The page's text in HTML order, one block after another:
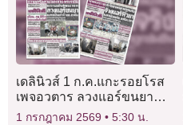
เดลินิวส์ 1 ก.ค.แกะรอยโรส
เพจอวตาร ลวงแอร์ขนยา
แลกเงินค่าจ้าง8.8พัน
1 กรกฎาคม 2569 5:30 น.